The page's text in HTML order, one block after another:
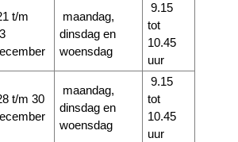
t/m
maandag,
dinsdag en
woensdag
9.15
tot
10.45
uur
t/m 30
maandag,
dinsdag en
woensdag
9.15
tot
10.45
uur